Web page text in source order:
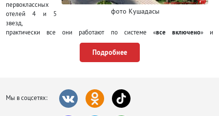
фото Кушадасы
первоклассных
отелей 4 и 5
звезд,
практически все они работают по системе «все включено» и
предоставляют своим гостям максимальное количество услуг и высокий
сервис, соответственно стоят недешево. Подальше от моря
расположились более скромные трешки, но самые демократичные из них
Выбирая где остановиться в турах в Кушадасы, обратите внимание на
пляжи, которые растянулись по всему побережью:
Подробнее
Мы в соцсетях: